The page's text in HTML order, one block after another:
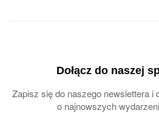
Dołącz do naszej
Zapisz się do naszego newslettera i
o najnowszych